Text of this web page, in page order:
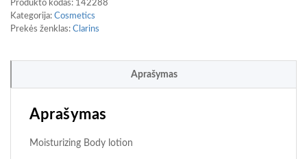
Produkto kodas: 142288
Kategorija: Cosmetics
Prekės ženklas: Clarins
Aprašymas
Aprašymas
Moisturizing Body lotion